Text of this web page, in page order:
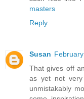
masters
Reply
Susan
That gives off
as yet not
unmistakably